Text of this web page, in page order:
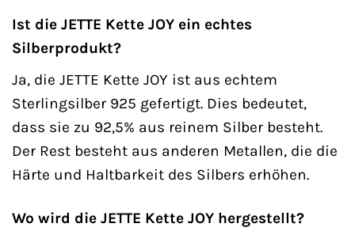
Ist die JETTE Kette JOY ein echtes
Silberprodukt?
Ja, die JETTE Kette JOY ist aus echtem
Sterlingsilber 925 gefertigt. Dies bedeutet,
dass sie zu 92,5% aus reinem Silber besteht.
Der Rest besteht aus anderen Metallen, die die
Härte und Haltbarkeit des Silbers erhöhen.
Wo wird die JETTE Kette JOY hergestellt?